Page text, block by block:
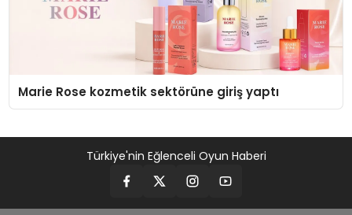
Marie Rose kozmetik sektörüne giriş yaptı
Türkiye'nin Eğlenceli Oyun Haberi